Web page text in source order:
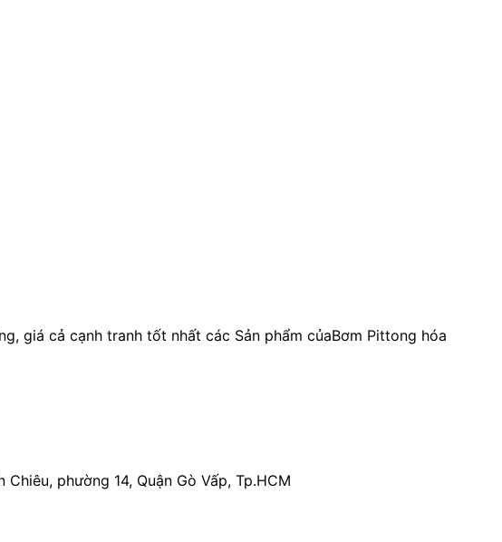
giá cả cạnh tranh tốt nhất các Sản phẩm củaBơm Pittong hóa
phường 14, Quận Gò Vấp, Tp.HCM